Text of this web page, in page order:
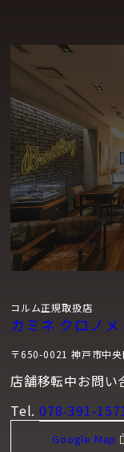
コルム正規取扱店
カミネ クロノメ
〒650-0021 神戸市中
店舗移転中お問い
Tel. 078-391-
Google Map